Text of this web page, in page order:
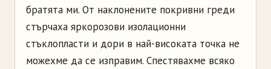
братята ми. От наклонените покривни греди
стърчаха яркорозови изолационни
стъклопласти и дори в най-високата точка не
можехме да се изправим. Спестявахме всяко